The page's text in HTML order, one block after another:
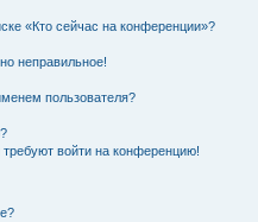
«Кто сейчас на конференции»?
неправильное!
пользователя?
войти на конференцию!